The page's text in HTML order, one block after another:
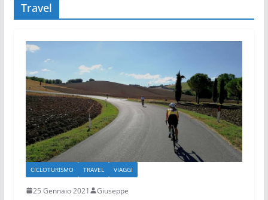
Travel
CICLOTURISMO TRAVEL VIAGGI
25 Gennaio 2021 Giuseppe